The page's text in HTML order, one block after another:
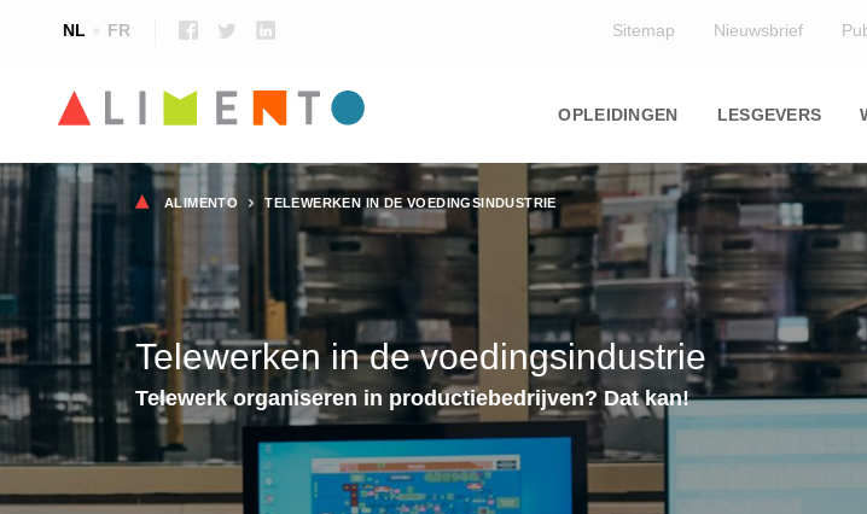
NL FR Sitemap Nieuwsbrief
navigation
OPLEIDINGEN LESGEVERS
Kruimelpad
ALIMENTO TELEWERKEN IN DE VOEDINGSINDUSTRIE
Telewerken in de voedingsindustrie
Telewerk organiseren in productiebedrijven? Dat kan!